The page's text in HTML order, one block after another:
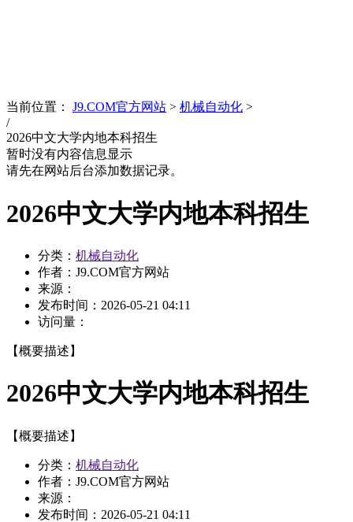
当前位置： J9.COM官方网站 > 机械自动化 >
/
2026中文大学内地本科招生
暂时没有内容信息显示
请先在网站后台添加数据记录。
2026中文大学内地本科招生
分类： 机械自动化
作者：J9.COM官方网站
来源：
发布时间： 2026-05-21 04:11
访问量：
【概要描述】
2026中文大学内地本科招生
【概要描述】
分类： 机械自动化
作者：J9.COM官方网站
来源：
发布时间： 2026-05-21 04:11